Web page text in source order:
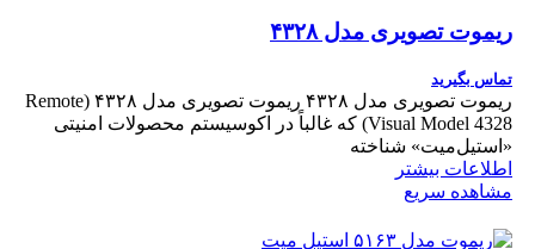
ریموت تصویری مدل ۴۳۲۸
تماس بگیرید
ریموت تصویری مدل ۴۳۲۸ ریموت تصویری مدل ۴۳۲۸ (Remote
Visual Model 4328) که غالباً در اکوسیستم محصولات امنیتی
«استیل‌میت» شناخته
اطلاعات بیشتر
مشاهده سریع